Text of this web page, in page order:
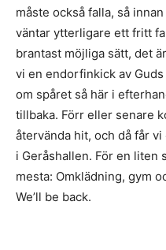
måste också falla, så
väntar ytterligare ett fritt
brantast möjliga sätt, det
vi en endorfinkick av
om spåret så här i
tillbaka. Förr eller senare
återvända hit, och då får
i Geråshallen. För en liten
mesta: Omklädning, gym
We’ll be back.